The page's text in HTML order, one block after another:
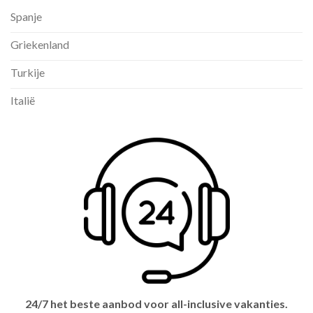
Spanje
Griekenland
Turkije
Italië
24/7 het beste aanbod voor all-inclusive vakanties.